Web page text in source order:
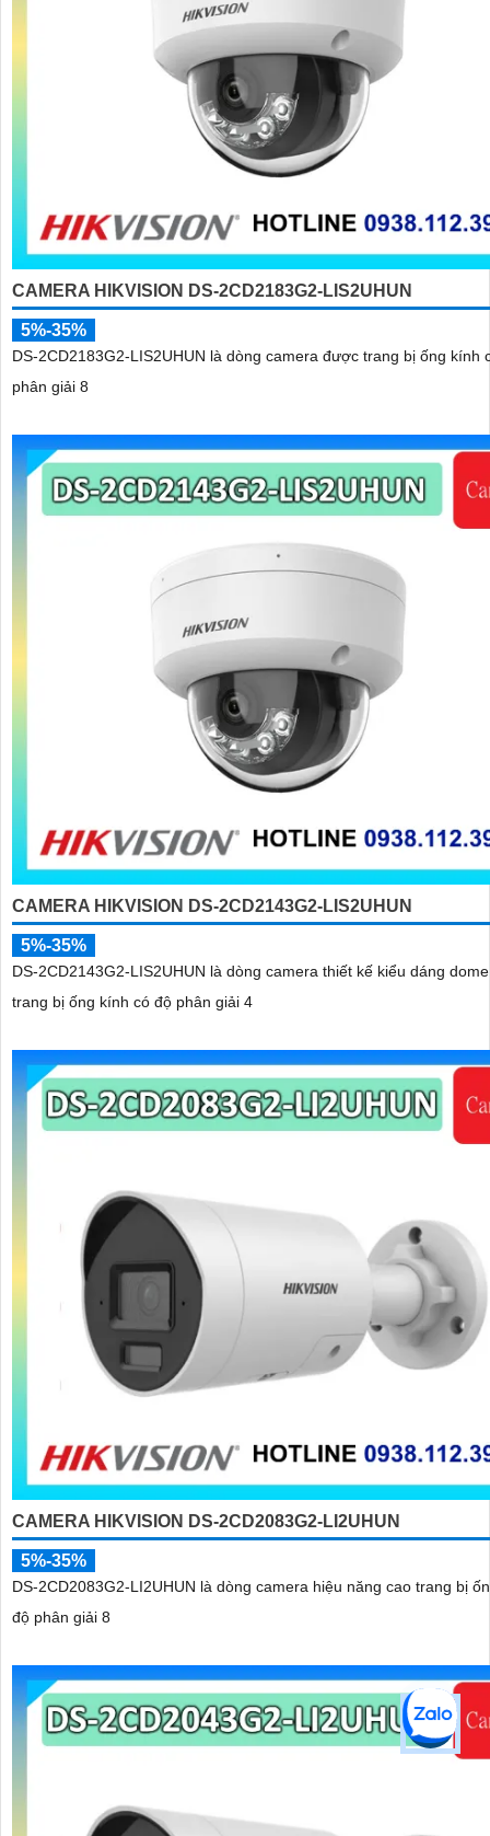
CAMERA HIKVISION DS-2CD2183G2-LIS2UHUN
5%-35%
DS-2CD2183G2-LIS2UHUN là dòng camera được trang bị ống kính
phân giải 8
CAMERA HIKVISION DS-2CD2143G2-LIS2UHUN
5%-35%
DS-2CD2143G2-LIS2UHUN là dòng camera thiết kế kiểu dáng
trang bị ống kính có độ phân giải 4
CAMERA HIKVISION DS-2CD2083G2-LI2UHUN
5%-35%
DS-2CD2083G2-LI2UHUN là dòng camera hiệu năng cao trang bị
độ phân giải 8